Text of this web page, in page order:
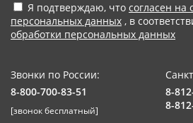
Я подтверждаю, что согласен на
персональных данных , в
обработки персональных данных
Звонки по России:
8-800-700-83-51
[звонок бесплатный]
8-
8-